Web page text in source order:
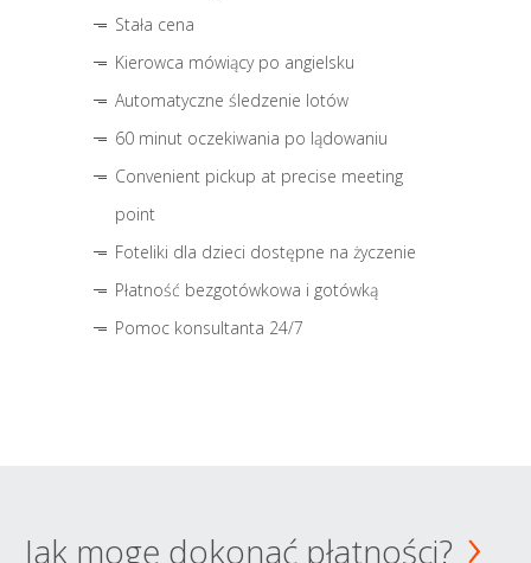
Stała cena
Kierowca mówiący po angielsku
Automatyczne śledzenie lotów
60 minut oczekiwania po lądowaniu
Convenient pickup at precise meeting
point
Foteliki dla dzieci dostępne na życzenie
Płatność bezgotówkowa i gotówką
Pomoc konsultanta 24/7
Jak mogę dokonać płatności?